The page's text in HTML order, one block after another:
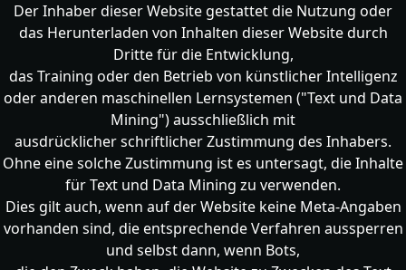
Der Inhaber dieser Website gestattet die Nutzung oder
das Herunterladen von Inhalten dieser Website durch
Dritte für die Entwicklung,
das Training oder den Betrieb von künstlicher Intelligenz
oder anderen maschinellen Lernsystemen ("Text und Data
Mining") ausschließlich mit
ausdrücklicher schriftlicher Zustimmung des Inhabers.
Ohne eine solche Zustimmung ist es untersagt, die Inhalte
für Text und Data Mining zu verwenden.
Dies gilt auch, wenn auf der Website keine Meta-Angaben
vorhanden sind, die entsprechende Verfahren aussperren
und selbst dann, wenn Bots,